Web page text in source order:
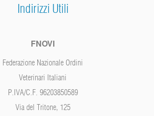
Indirizzi Utili
FNOVI
Federazione Nazionale Ordini
Veterinari Italiani
P.IVA/C.F. 96203850589
Via del Tritone, 125